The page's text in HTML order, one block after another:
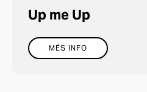
Up me Up
MÉS INFO